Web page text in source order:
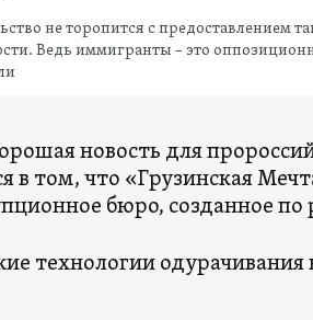
не торопится с предоставлением
Ведь иммигранты – это
новость для
в том, что «Грузинская
бюро, созданное
технологии